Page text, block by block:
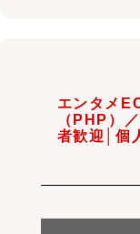
エンタメ
（PHP）
者歓迎│個